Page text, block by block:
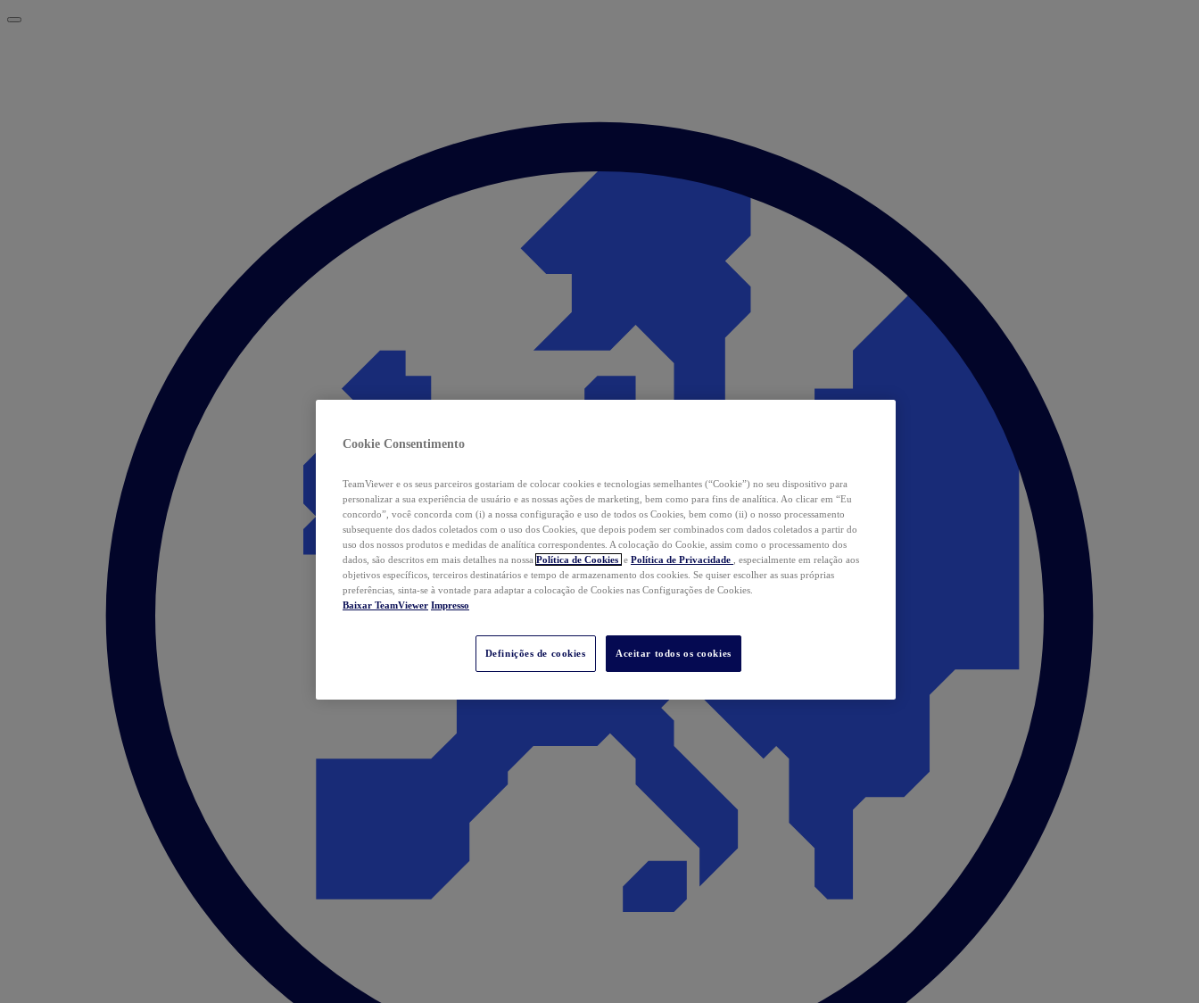
Cookie Consentimento
TeamViewer e os seus parceiros gostariam de colocar cookies e tecnologias semelhantes (“Cookie”) no seu dispositivo para
personalizar a sua experiência de usuário e as nossas ações de marketing, bem como para fins de analítica. Ao clicar em “Eu
concordo”, você concorda com (i) a nossa configuração e uso de todos os Cookies, bem como (ii) o nosso processamento
subsequente dos dados coletados com o uso dos Cookies, que depois podem ser combinados com dados coletados a partir do
uso dos nossos produtos e medidas de analítica correspondentes. A colocação do Cookie, assim como o processamento dos
dados, são descritos em mais detalhes na nossa Política de Cookies e Política de Privacidade
, especialmente em relação aos
objetivos específicos, terceiros destinatários e tempo de armazenamento dos cookies. Se quiser escolher as suas próprias
preferências, sinta-se à vontade para adaptar a colocação de Cookies nas Configurações de Cookies.
Baixar TeamViewer Impresso
Definições de cookies Aceitar todos os cookies